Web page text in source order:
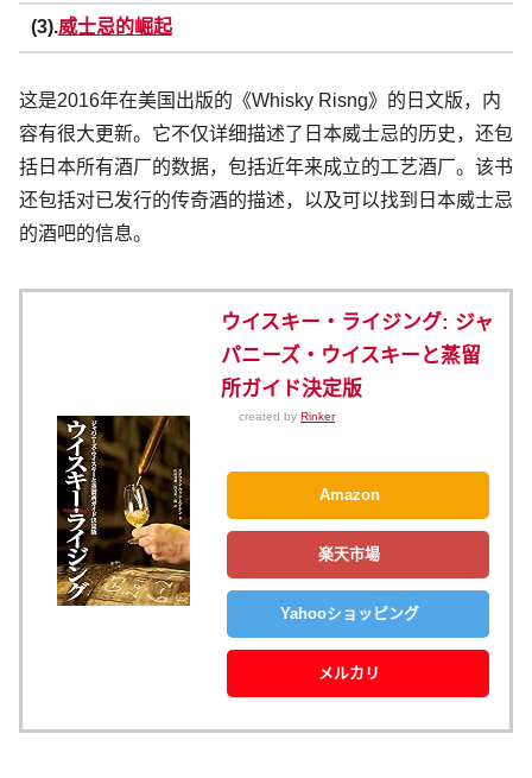
(3).威士忌的崛起
这是2016年在美国出版的《Whisky Risng》的日文版，内
容有很大更新。它不仅详细描述了日本威士忌的历史，还包
括日本所有酒厂的数据，包括近年来成立的工艺酒厂。该书
还包括对已发行的传奇酒的描述，以及可以找到日本威士忌
的酒吧的信息。
ウイスキー・ライジング: ジャ
パニーズ・ウイスキーと蒸留
所ガイド決定版
created by Rinker
Amazon
楽天市場
Yahooショッピング
メルカリ